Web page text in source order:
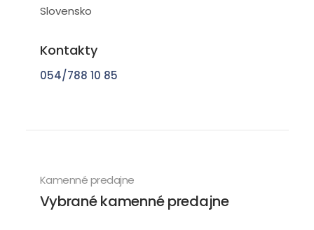
Slovensko
Kontakty
054/788 10 85
Kamenné predajne
Vybrané kamenné predajne